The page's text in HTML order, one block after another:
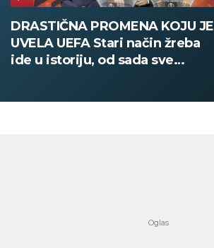
POŽAR U VRTIĆU NA VOŽDOVCU
Deca i zaposleni evakuisani